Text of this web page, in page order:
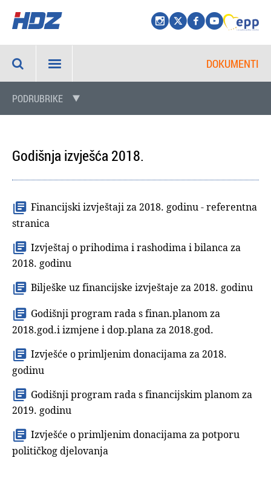
DOKUMENTI
PODRUBRIKE
Godišnja izvješća 2018.
Financijski izvještaji za 2018. godinu - referentna
stranica
Izvještaj o prihodima i rashodima i bilanca za
2018. godinu
Bilješke uz financijske izvještaje za 2018. godinu
Godišnji program rada s finan.planom za
2018.god.i izmjene i dop.plana za 2018.god.
Izvješće o primljenim donacijama za 2018.
godinu
Godišnji program rada s financijskim planom za
2019. godinu
Izvješće o primljenim donacijama za potporu
političkog djelovanja